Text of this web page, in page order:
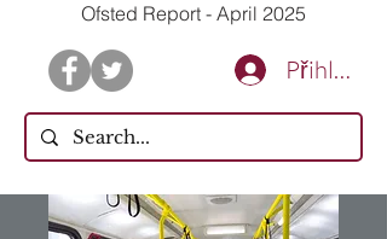
Ofsted Report - April 2025
Přihlásit se